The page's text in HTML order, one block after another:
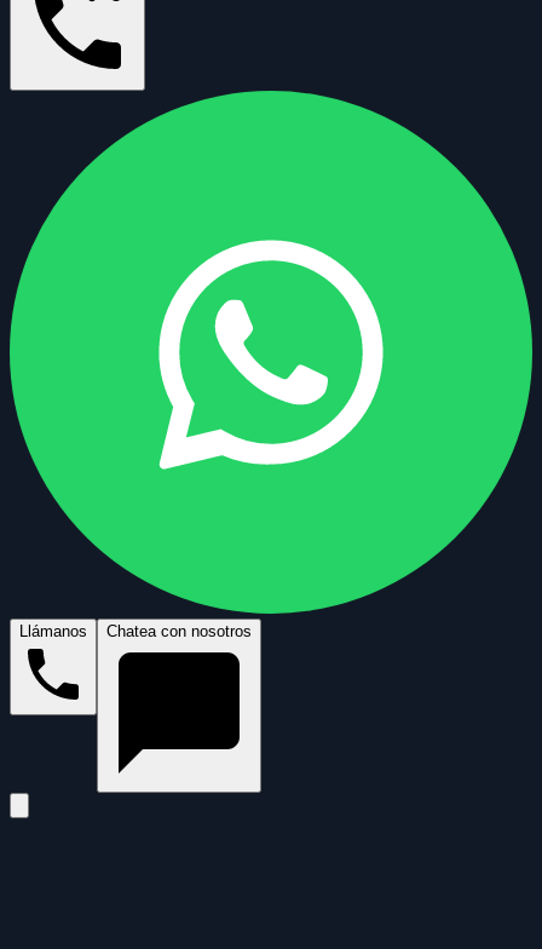
Llámanos Chatea con nosotros